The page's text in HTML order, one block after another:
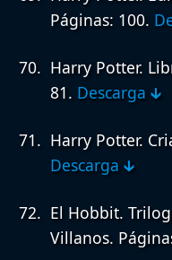
Páginas: 100.
Harry Potter.
81. Descarga 🡳
Harry Potter.
Descarga 🡳
El Hobbit.
Villanos.